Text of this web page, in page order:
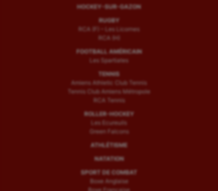
HOCKEY-SUR-GAZON
RUGBY
RCA (F) – Les Licornes
RCA (H)
FOOTBALL AMÉRICAIN
Les Spartiates
TENNIS
Amiens Athletic Club Tennis
Tennis Club Amiens Métropole
RCA Tennis
ROLLER-HOCKEY
Les Ecureuils
Green Falcons
ATHLÉTISME
NATATION
SPORT DE COMBAT
Boxe Anglaise